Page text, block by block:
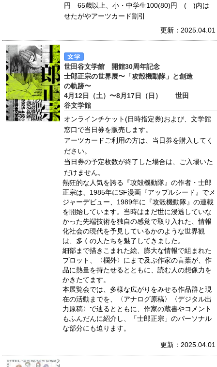
円 65歳以上、小・中学生100(80)円 ( )内は
せたがやアーツカード割引
更新：2025.04.01
世田谷文学館 開館30周年記念
士郎正宗の世界展〜「攻殻機動隊」と創造
の軌跡〜
4月12日（土）〜8月17日（日） 世田
谷文学館
オンラインチケット(日時指定券)および、文学館
窓口で当日券を販売します。
アーツカードご利用の方は、当日券を購入してく
ださい。
当日券の予定枚数が終了した場合は、ご入場いた
だけません。
熱狂的な人気を誇る『攻殻機動隊』の作者・士郎
正宗は、1985年にSF漫画『アップルシード』でメ
ジャーデビュー、1989年に『攻殻機動隊』の連載
を開始しています。当時はまだ世に浸透していな
かった先端技術を独自の感覚で取り入れた、情報
化社会の現代を予見しているかのような世界観
は、多くの人たちを魅了してきました。
細部まで描きこまれた絵、膨大な情報で組まれた
プロット、〈欄外〉にまで及ぶ作家の言葉が、作
品に熱量を持たせるとともに、読む人の想像力を
かきたてます。
本展覧会では、多様な広がりをみせる作品群と現
在の活動までを、〈アナログ原稿〉〈デジタル出
力原稿〉で辿るとともに、作家の蔵書やコメント
もふんだんに紹介し、「士郎正宗」のパーソナル
な部分にも迫ります。
更新：2025.04.01